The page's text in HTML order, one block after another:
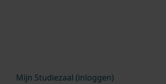
Mijn Studiezaal (inloggen)